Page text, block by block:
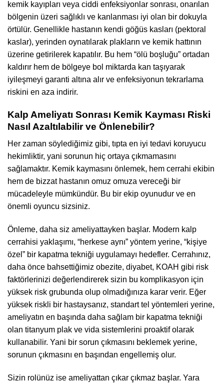
kemik kayıpları veya ciddi enfeksiyonlar sonrası, onarılan
bölgenin üzeri sağlıklı ve kanlanması iyi olan bir dokuyla
örtülür. Genellikle hastanın kendi göğüs kasları (pektoral
kaslar), yerinden oynatılarak plakların ve kemik hattının
üzerine getirilerek kapatılır. Bu hem “ölü boşluğu” ortadan
kaldırır hem de bölgeye bol miktarda kan taşıyarak
iyileşmeyi garanti altına alır ve enfeksiyonun tekrarlama
riskini en aza indirir.
Kalp Ameliyatı Sonrası Kemik Kayması Riski
Nasıl Azaltılabilir ve Önlenebilir?
Her zaman söylediğimiz gibi, tıpta en iyi tedavi koruyucu
hekimliktir, yani sorunun hiç ortaya çıkmamasını
sağlamaktır. Kemik kaymasını önlemek, hem cerrahi ekibin
hem de bizzat hastanın omuz omuza vereceği bir
mücadeleyle mümkündür. Bu bir ekip oyunudur ve en
önemli oyuncu sizsiniz.
Önleme, daha siz ameliyattayken başlar. Modern kalp
cerrahisi yaklaşımı, “herkese aynı” yöntem yerine, “kişiye
özel” bir kapatma tekniği uygulamayı hedefler. Cerrahınız,
daha önce bahsettiğimiz obezite, diyabet, KOAH gibi risk
faktörlerinizi değerlendirerek sizin bu komplikasyon için
yüksek risk grubunda olup olmadığınıza karar verir. Eğer
yüksek riskli bir hastaysanız, standart tel yöntemleri yerine,
ameliyatın en başında daha sağlam bir kapatma tekniği
olan titanyum plak ve vida sistemlerini proaktif olarak
kullanabilir. Yani bir sorun çıkmasını beklemek yerine,
sorunun çıkmasını en başından engellemiş olur.
Sizin rolünüz ise ameliyattan çıkar çıkmaz başlar. Yara